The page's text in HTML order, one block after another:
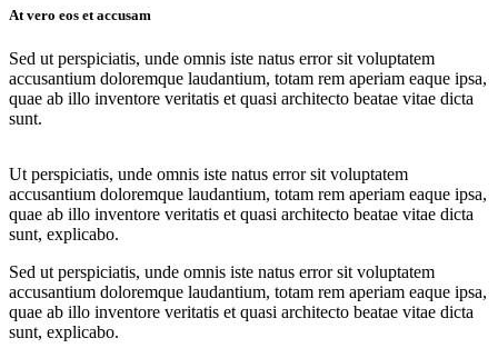
At vero eos et accusam
Sed ut perspiciatis, unde omnis iste natus error sit voluptatem
accusantium doloremque laudantium, totam rem aperiam eaque ipsa,
quae ab illo inventore veritatis et quasi architecto beatae vitae dicta
sunt.
Ut perspiciatis, unde omnis iste natus error sit voluptatem
accusantium doloremque laudantium, totam rem aperiam eaque ipsa,
quae ab illo inventore veritatis et quasi architecto beatae vitae dicta
sunt, explicabo.
Sed ut perspiciatis, unde omnis iste natus error sit voluptatem
accusantium doloremque laudantium, totam rem aperiam eaque ipsa,
quae ab illo inventore veritatis et quasi architecto beatae vitae dicta
sunt, explicabo.